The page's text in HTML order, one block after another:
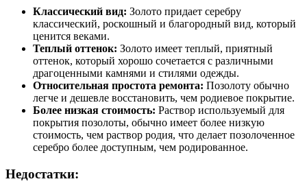
Классический вид: Золото придает серебру
классический, роскошный и благородный вид, который
ценится веками.
Теплый оттенок: Золото имеет теплый, приятный
оттенок, который хорошо сочетается с различными
драгоценными камнями и стилями одежды.
Относительная простота ремонта: Позолоту обычно
легче и дешевле восстановить, чем родиевое покрытие.
Более низкая стоимость: Раствор используемый для
покрытия позолоты, обычно имеет более низкую
стоимость, чем раствор родия, что делает позолоченное
серебро более доступным, чем родированное.
Недостатки: